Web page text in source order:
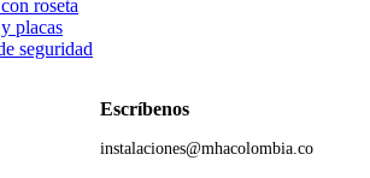
roseta
placas
seguridad
Escríbenos
instalaciones@mhacolombia.co